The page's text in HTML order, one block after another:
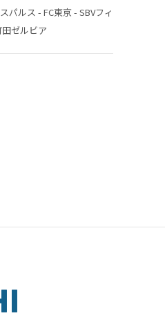
パルス - FC東京 - SBVフィ
ゼルビア